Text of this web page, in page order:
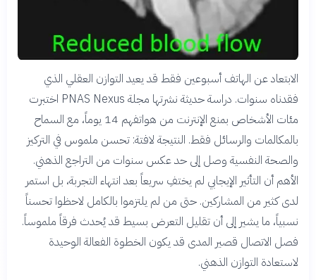
الابتعاد عن الهاتف أسبوعين فقط قد يعيد التوازن العقلي الذي
فقدناه سنوات. دراسة حديثة نشرتها مجلة PNAS Nexus اختبرت
مئات الأشخاص بمنع الإنترنت من هواتفهم 14 يوماً، مع السماح
بالمكالمات والرسائل فقط. النتيجة لافتة: تحسن ملموس في التركيز
والصحة النفسية وصل إلى حد عكس سنوات من التراجع الذهني.
الأهم أن التأثير الإيجابي لم يختفِ سريعاً بعد انتهاء التجربة، بل استمر
لدى كثير من المشاركين. حتى من لم يلتزموا بالكامل لاحظوا تحسناً
نسبياً، ما يشير إلى أن تقليل التعرض بسيط قد يُحدث فرقاً ملموساً.
فصل الاتصال قصير المدى قد يكون الخطوة الفعالة الوحيدة
لاستعادة التوازن الذهني.